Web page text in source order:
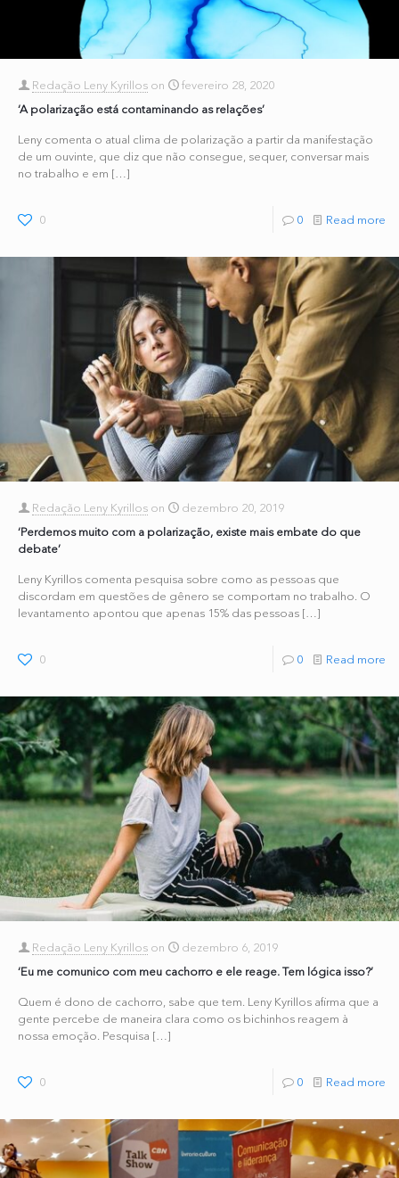
Redação Leny Kyrillos on
fevereiro 28, 2020
‘A polarização está contaminando as relações’
Leny comenta o atual clima de polarização a partir da manifestação
de um ouvinte, que diz que não consegue, sequer, conversar mais
no trabalho e em […]
0 0 Read more
Redação Leny Kyrillos on
dezembro 20, 2019
‘Perdemos muito com a polarização, existe mais embate do que
debate’
Leny Kyrillos comenta pesquisa sobre como as pessoas que
discordam em questões de gênero se comportam no trabalho. O
levantamento apontou que apenas 15% das pessoas […]
0 0 Read more
Redação Leny Kyrillos on
dezembro 6, 2019
‘Eu me comunico com meu cachorro e ele reage. Tem lógica isso?’
Quem é dono de cachorro, sabe que tem. Leny Kyrillos afirma que a
gente percebe de maneira clara como os bichinhos reagem à
nossa emoção. Pesquisa […]
0 0 Read more